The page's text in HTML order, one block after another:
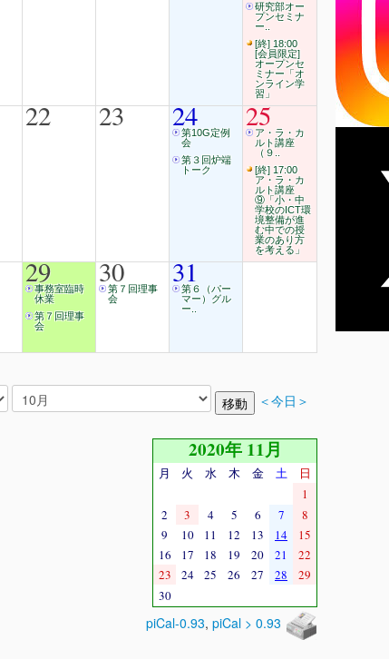
研究部オー
プンセミナ
ー..
[終] 18:00
[会員限定]
オープンセ
ミナー「オ
ンライン学
習」
22 23 24
第10G定例
会
第３回炉端
トーク
25
ア・ラ・カ
ルト講座
（９..
[終] 17:00
ア・ラ・カ
ルト講座
⑨「小・中
学校のICT環
境整備が進
む中での授
業のあり方
を考える」
29
事務室臨時
休業
第７回理事
会
30
第７回理事
会
31
第６（パー
マー）グル
ー..
＜今日＞
2020年 11月
月 火 水 木 金 土
日
1
2
3 4 5 6 7
8
9
10 11 12 13 14
15
16
17 18 19 20 21
22
23
24 25 26 27 28
29
30
piCal-0.93, piCal > 0.93